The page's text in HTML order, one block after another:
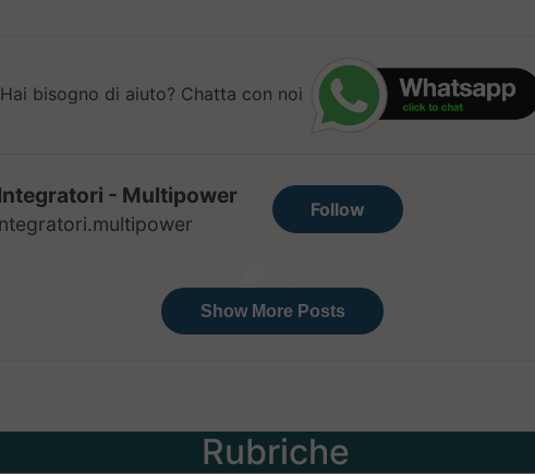
Hai bisogno di aiuto? Chatta con noi
Rubriche